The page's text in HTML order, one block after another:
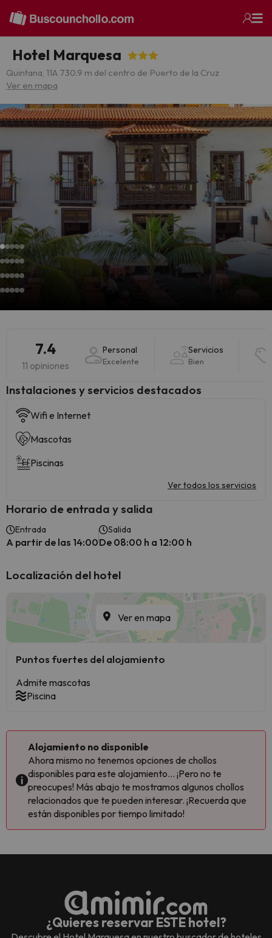
Hotel Marquesa
Quintana, 11A 730.9 m del centro de Puerto de la Cruz
Ver en mapa
7.4
11 opiniones
Personal
Excelente
Servicios
Bien
Instalaciones y servicios destacados
Wifi e Internet
Mascotas
Piscinas
Ver todos los servicios
Horario de entrada y salida
Entrada
A partir de las 14:00
Salida
De 08:00 h a 12:00 h
Localización del hotel
Ver en mapa
Puntos fuertes del alojamiento
Admite mascotas
Piscina
Alojamiento no disponible
Ahora mismo no tenemos opciones de chollos
disponibles para este alojamiento... ¡Pero no te
preocupes! Más abajo te mostramos algunos chollos
relacionados que te pueden interesar. ¡Recuerda que
están disponibles por tiempo limitado!
¿Quieres reservar ESTE hotel?